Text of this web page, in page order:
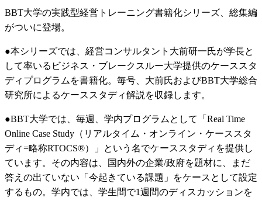
BBT大学の実践型経営トレーニング書籍化シリーズ、総集編
がついに登場。
●本シリーズでは、経営コンサルタント大前研一氏が学長と
して率いるビジネス・ブレークスルー大学提供のケーススタ
ディプログラムを書籍化。毎号、大前氏およびBBT大学総合
研究所によるケーススタディ解説を収録します。
●BBT大学では、毎週、学内プログラムとして「Real Time
Online Case Study（リアルタイム・オンライン・ケーススタ
ディ=略称RTOCS®）」という名でケーススタディを提供し
ています。その内容は、国内外の企業/政府を題材に、まだ
答えの出ていない「今起きている課題」をケースとして設定
するもの。学内では、学生間で1週間のディスカッションを